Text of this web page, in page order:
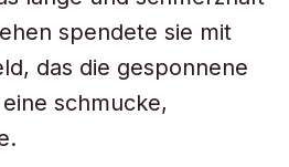
spendete sie mit
das die gesponnene
schmucke,